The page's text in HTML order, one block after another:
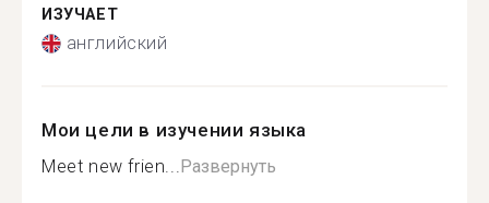
ИЗУЧАЕТ
английский
Мои цели в изучении языка
Meet new frien...Развернуть